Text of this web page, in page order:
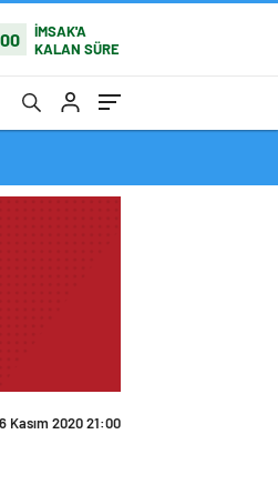
İMSAK'A
KALAN SÜRE